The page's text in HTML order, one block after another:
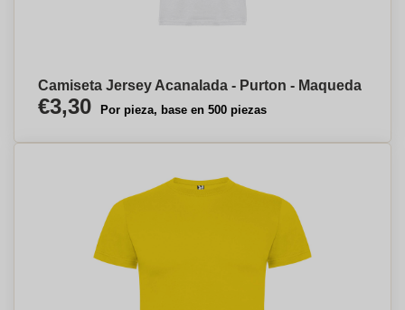
Camiseta Jersey Acanalada - Purton - Maqueda
€3,30 Por pieza, base en 500 piezas